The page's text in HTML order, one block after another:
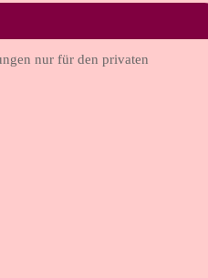
nur für den privaten